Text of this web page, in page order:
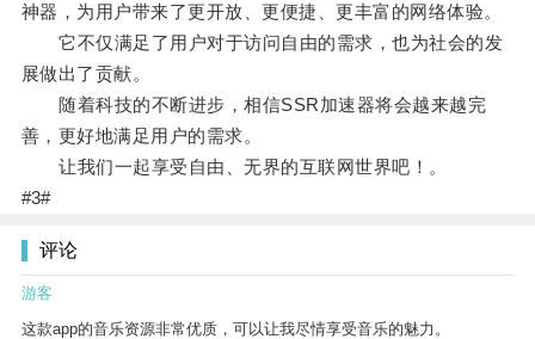
神器，为用户带来了更开放、更便捷、更丰富的网络体验。
它不仅满足了用户对于访问自由的需求，也为社会的发
展做出了贡献。
随着科技的不断进步，相信SSR加速器将会越来越完
善，更好地满足用户的需求。
让我们一起享受自由、无界的互联网世界吧！。
#3#
评论
游客
这款app的音乐资源非常优质，可以让我尽情享受音乐的魅力。